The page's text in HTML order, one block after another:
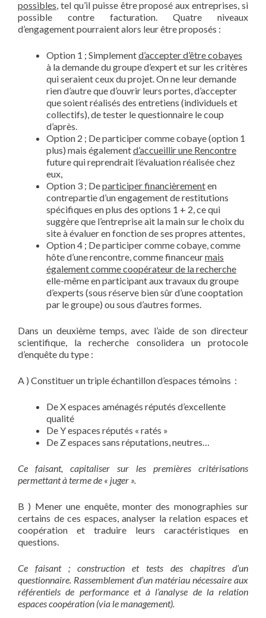
possibles, tel qu’il puisse être proposé aux entreprises, si
possible contre facturation. Quatre niveaux
d’engagement pourraient alors leur être proposés :
Option 1 ; Simplementd’accepter d’être cobayes
à la demande du groupe d’expert et sur les critères
qui seraient ceux du projet. On ne leur demande
rien d’autre que d’ouvrir leurs portes, d’accepter
que soient réalisés des entretiens (individuels et
collectifs), de tester le questionnaire le coup
d’après.
Option 2 ; De participer comme cobaye (option 1
plus) mais égalementd’accueillir une Rencontre
future qui reprendrait l’évaluation réalisée chez
eux,
Option 3 ; Departiciper financièrementen
contrepartie d’un engagement de restitutions
spécifiques en plus des options 1 + 2, ce qui
suggère que l’entreprise ait la main sur le choix du
site à évaluer en fonction de ses propres attentes,
Option 4 ; De participer comme cobaye, comme
hôte d’une rencontre, comme financeurmais
également comme coopérateur de la recherche
elle-même en participant aux travaux du groupe
d’experts (sous réserve bien sûr d’une cooptation
par le groupe) ou sous d’autres formes.
Dans un deuxième temps, avec l’aide de son directeur
scientifique, la recherche consolidera un protocole
d’enquête du type :
A ) Constituer un triple échantillon d’espaces témoins :
De X espaces aménagés réputés d’excellente
qualité
De Y espaces réputés « ratés »
De Z espaces sans réputations, neutres…
Ce faisant, capitaliser sur les premières critérisations
permettant à terme de « juger ».
B ) Mener une enquête, monter des monographies sur
certains de ces espaces, analyser la relation espaces et
coopération et traduire leurs caractéristiques en
questions.
Ce faisant ; construction et tests des chapitres d’un
questionnaire. Rassemblement d’un matériau nécessaire aux
référentiels de performance et à l’analyse de la relation
espaces coopération (via le management).